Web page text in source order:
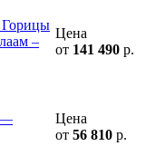
Горицы
–
Цена
от 141 490 р.
—
Цена
от 56 810 р.